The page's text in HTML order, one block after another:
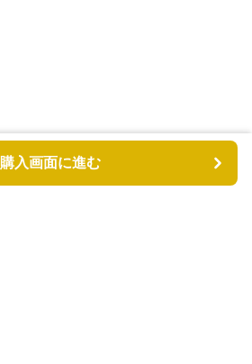
購入画面に進む